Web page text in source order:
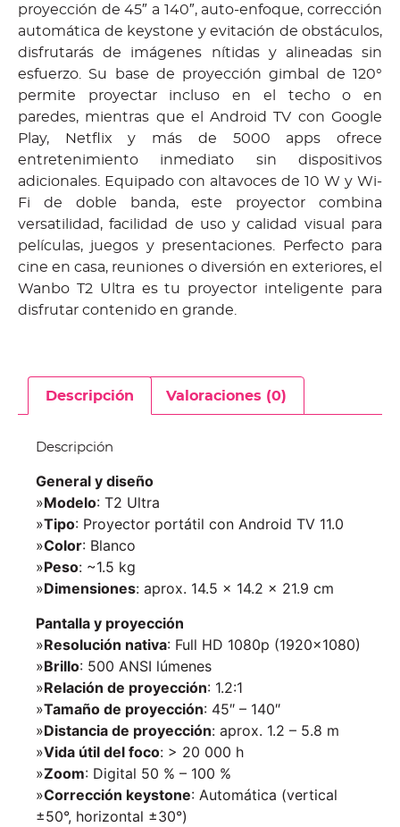
proyección de 45″ a 140″, auto-enfoque, corrección
automática de keystone y evitación de obstáculos,
disfrutarás de imágenes nítidas y alineadas sin
esfuerzo. Su base de proyección gimbal de 120°
permite proyectar incluso en el techo o en
paredes, mientras que el Android TV con Google
Play, Netflix y más de 5000 apps ofrece
entretenimiento inmediato sin dispositivos
adicionales. Equipado con altavoces de 10 W y Wi-
Fi de doble banda, este proyector combina
versatilidad, facilidad de uso y calidad visual para
películas, juegos y presentaciones. Perfecto para
cine en casa, reuniones o diversión en exteriores, el
Wanbo T2 Ultra es tu proyector inteligente para
disfrutar contenido en grande.
Descripción Valoraciones (0)
Descripción
General y diseño
»Modelo: T2 Ultra
»Tipo: Proyector portátil con Android TV 11.0
»Color: Blanco
»Peso: ~1.5 kg
»Dimensiones: aprox. 14.5 × 14.2 × 21.9 cm
Pantalla y proyección
»Resolución nativa: Full HD 1080p (1920×1080)
»Brillo: 500 ANSI lúmenes
»Relación de proyección: 1.2:1
»Tamaño de proyección: 45″ – 140″
»Distancia de proyección: aprox. 1.2 – 5.8 m
»Vida útil del foco: > 20 000 h
»Zoom: Digital 50 % – 100 %
»Corrección keystone: Automática (vertical
±50°, horizontal ±30°)